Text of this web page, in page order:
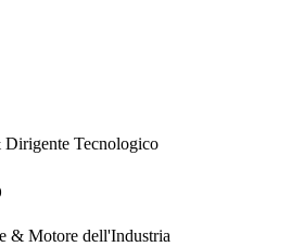
Tecnologico
& Motore dell'Industria